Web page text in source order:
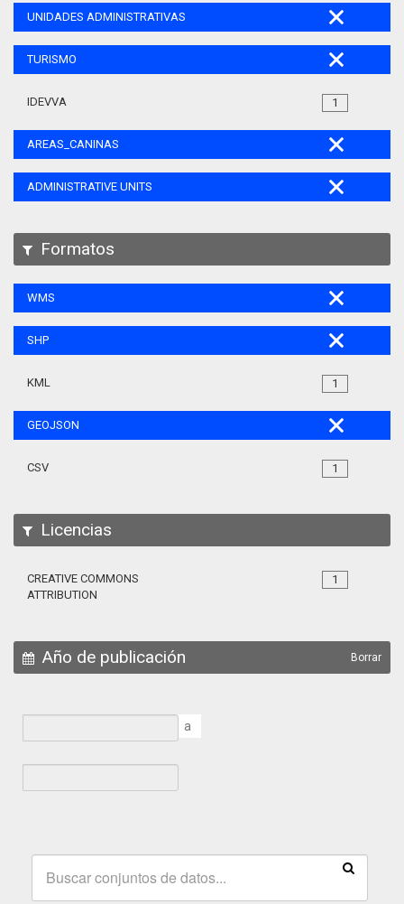
UNIDADES ADMINISTRATIVAS
TURISMO
1
IDEVVA
AREAS_CANINAS
ADMINISTRATIVE UNITS
Formatos
WMS
SHP
1
KML
GEOJSON
1
CSV
Licencias
1
CREATIVE COMMONS
ATTRIBUTION
Año de publicación Borrar
a